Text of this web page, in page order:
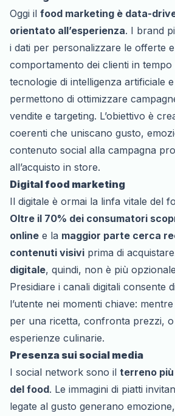
Oggi il food marketing è data-
orientato all’esperienza. I brand
i dati per personalizzare le offerte
comportamento dei clienti in tempo
tecnologie di intelligenza artificiale
permettono di ottimizzare
vendite e targeting. L’obiettivo è
coerenti che uniscano gusto,
contenuto social alla campagna
all’acquisto in store.
Digital food marketing
Il digitale è ormai la linfa vitale del
Oltre il 70% dei consumatori
online e la maggior parte cerca
contenuti visivi prima di
digitale, quindi, non è più
Presidiare i canali digitali consente
l’utente nei momenti chiave:
per una ricetta, confronta prezzi,
esperienze culinarie.
Presenza sui social media
I social network sono il terreno
del food. Le immagini di piatti
legate al gusto generano